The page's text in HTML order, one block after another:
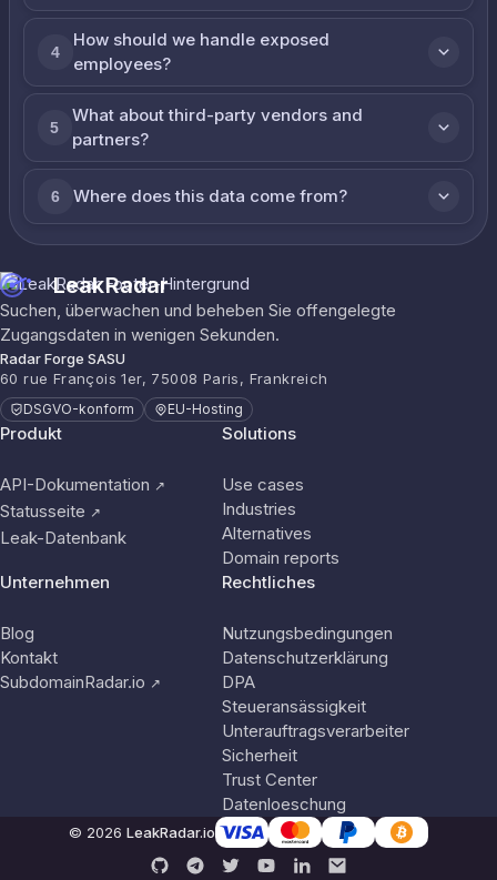
4
How should we handle exposed
employees?
5
What about third-party vendors and
partners?
6 Where does this data come from?
LeakRadar
Suchen, überwachen und beheben Sie offengelegte
Zugangsdaten in wenigen Sekunden.
Radar Forge SASU
60 rue François 1er, 75008 Paris, Frankreich
DSGVO-konform EU-Hosting
Produkt
API-Dokumentation ↗
Statusseite ↗
Leak-Datenbank
Solutions
Use cases
Industries
Alternatives
Domain reports
Unternehmen
Blog
Kontakt
SubdomainRadar.io ↗
Rechtliches
Nutzungsbedingungen
Datenschutzerklärung
DPA
Steueransässigkeit
Unterauftragsverarbeiter
Sicherheit
Trust Center
Datenloeschung
© 2026 LeakRadar.io